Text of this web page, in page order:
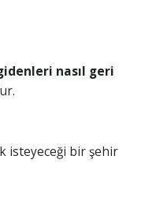
nasıl geri
isteyeceği bir şehir